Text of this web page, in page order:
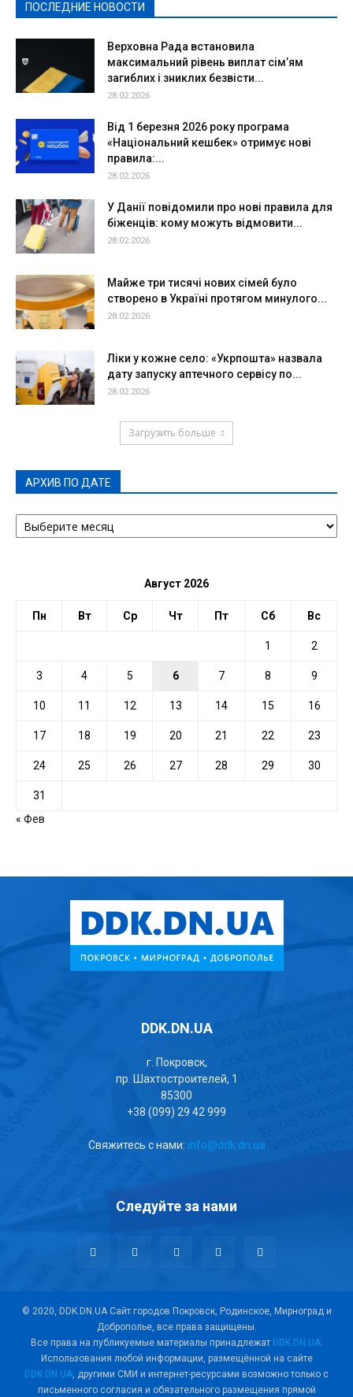
ПОСЛЕДНИЕ НОВОСТИ
Верховна Рада встановила
максимальний рівень виплат сім’ям
загиблих і зниклих безвісти...
28.02.2026
Від 1 березня 2026 року програма
«Національний кешбек» отримує нові
правила:...
28.02.2026
У Данії повідомили про нові правила для
біженців: кому можуть відмовити...
28.02.2026
Майже три тисячі нових сімей було
створено в Україні протягом минулого...
28.02.2026
Ліки у кожне село: «Укрпошта» назвала
дату запуску аптечного сервісу по...
28.02.2026
Загрузить больше
АРХИВ ПО ДАТЕ
АРХИВ
ПО
Август 2026
Пн Вт Ср Чт Пт Сб Вс
1 2
3 4 5 6 7 8 9
10 11 12 13 14 15 16
17 18 19 20 21 22 23
24 25 26 27 28 29 30
31
« Фев
DDK.DN.UA
г. Покровск,
пр. Шахтостроителей, 1
85300
+38 (099) 29 42 999
Свяжитесь с нами: info@ddk.dn.ua
Следуйте за нами
© 2020, DDK.DN.UA Сайт городов Покровск, Родинское, Мирноград и
Доброполье, все права защищены.
Все права на публикуемые материалы принадлежат DDK.DN.UA.
Использования любой информации, размещённой на сайте
DDK.DN.UA, другими СМИ и интернет-ресурсами возможно только с
письменного согласия и обязательного размещения прямой